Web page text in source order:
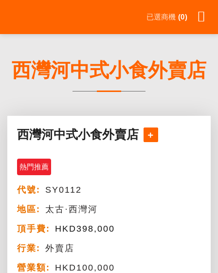
已選商機 0
西灣河中式小食外賣店
西灣河中式小食外賣店
熱門推薦
代號:
SY0112
地區:
太古·西灣河
頂手費:
HKD398,000
行業:
外賣店
營業額:
HKD100,000